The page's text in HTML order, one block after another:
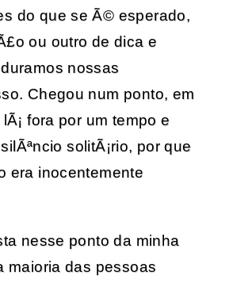
do que se Ã© esperado,
ou outro de dica e
nossas
Chegou num ponto, em
fora por um tempo e
solitÃ¡rio, por que
era inocentemente
nesse ponto da minha
maioria das pessoas